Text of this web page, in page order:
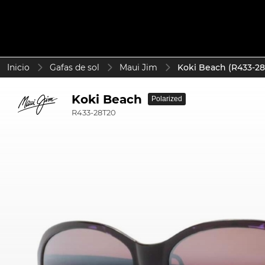
Inicio Gafas de sol Maui Jim Koki Beach (R433-
Koki Beach
R433-28T20
Polarized